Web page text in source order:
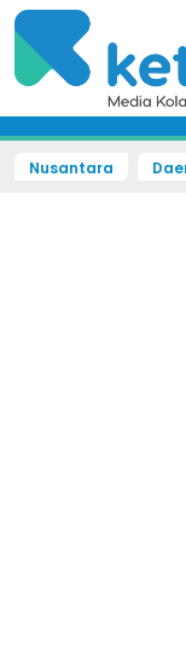
Nusantara